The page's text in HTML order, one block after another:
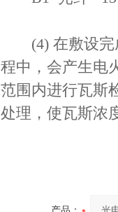
(4) 在敷设完
程中，会产生电
范围内进行瓦斯
处理，使瓦斯浓